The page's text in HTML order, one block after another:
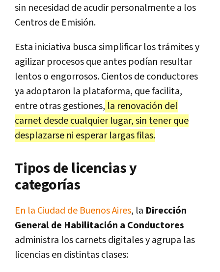
sin necesidad de acudir personalmente a los
Centros de Emisión.
Esta iniciativa busca simplificar los trámites y
agilizar procesos que antes podían resultar
lentos o engorrosos. Cientos de conductores
ya adoptaron la plataforma, que facilita,
entre otras gestiones, la renovación del
carnet desde cualquier lugar, sin tener que
desplazarse ni esperar largas filas.
Tipos de licencias y
categorías
En la Ciudad de Buenos Aires, la Dirección
General de Habilitación a Conductores
administra los carnets digitales y agrupa las
licencias en distintas clases: